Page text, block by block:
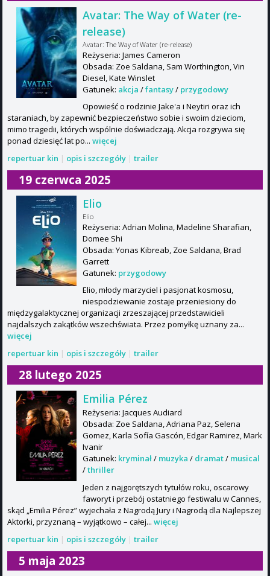
Avatar: The Way of Water (re-
release)
Avatar: The Way of Water (re-release)
Reżyseria: James Cameron
Obsada: Zoe Saldana, Sam Worthington, Vin
Diesel, Kate Winslet
Gatunek: akcja /fantasy/ przygodowy
Opowieść o rodzinie Jake'a i Neytiri oraz ich
staraniach, by zapewnić bezpieczeństwo sobie i swoim dzieciom,
mimo tragedii, których wspólnie doświadczają. Akcja rozgrywa się
ponad dziesięć lat po... więcej
repertuar kin | opis i szczegóły | trailer
19 czerwca 2025
Elio
Elio
Reżyseria: Adrian Molina, Madeline Sharafian,
Domee Shi
Obsada: Yonas Kibreab, Zoe Saldana, Brad
Garrett
Gatunek: przygodowy
Elio, młody marzyciel i pasjonat kosmosu,
niespodziewanie zostaje przeniesiony do
międzygalaktycznej organizacji zrzeszającej przedstawicieli
najdalszych zakątków wszechświata. Przez pomyłkę uznany za...
więcej
repertuar kin | opis i szczegóły | trailer
28 lutego 2025
Emilia Pérez
Reżyseria: Jacques Audiard
Obsada: Zoe Saldana, Adriana Paz, Selena
Gomez, Karla Sofía Gascón, Edgar Ramirez, Mark
Ivanir
Gatunek: kryminał/ muzyka / dramat/ musical
/thriller
Jeden z najgorętszych tytułów roku, oscarowy
faworyt i przebój ostatniego festiwalu w Cannes,
skąd „Emilia Pérez” wyjechała z Nagrodą Jury i Nagrodą dla Najlepszej
Aktorki, przyznaną – wyjątkowo – całej... więcej
repertuar kin | opis i szczegóły | trailer
5 maja 2023